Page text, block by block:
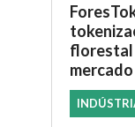
florestal